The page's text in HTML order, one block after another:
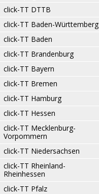
click-TT DTTB
click-TT Baden-Württemberg
click-TT Baden
click-TT Brandenburg
click-TT Bayern
click-TT Bremen
click-TT Hamburg
click-TT Hessen
click-TT Mecklenburg-
Vorpommern
click-TT Niedersachsen
click-TT Rheinland-
Rheinhessen
click-TT Pfalz